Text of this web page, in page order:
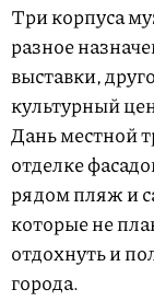
Три корпуса
разное
выставки,
культурный
Дань местной
отделке
рядом пляж и
которые не
отдохнуть и
города.